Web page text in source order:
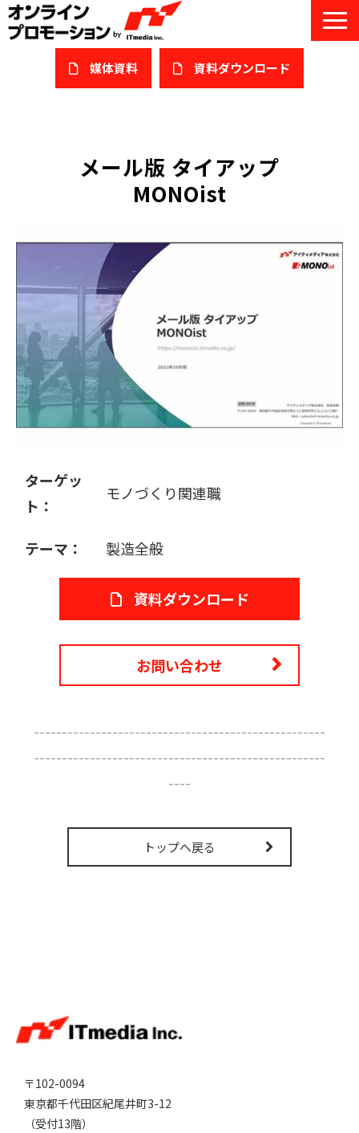
媒体資料 ​資料ダウンロード
私たちについて
サービスガイド/お役立ち資料
オンライン展示会/協賛ウェビナー
セミナー情報/ブログ
販売パートナー募集
メール版 タイアップ
MONOist
ターゲッ
ト：
モノづくり関連職
テーマ： 製造全般
資料ダウンロード
お問い合わせ
----------------------------------------------------
----------------------------------------------------
----
トップへ戻る
〒102-0094
東京都千代田区紀尾井町3-12
（受付13階）